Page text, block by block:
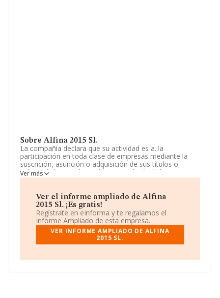
Sobre Alfina 2015 Sl.
La compañía declara que su actividad es a. la
participación en toda clase de empresas mediante la
suscrición, asunción o adquisición de sus títulos o
valores. b. la gestión y administración de dichas
participaciones por cuenta propia. c. los servicios de
participadas y otros. La empresa es una Sociedad
Limitada. La actividad de referencia CNAE corresponde
a '%cnae%', cuyo Código es 6421. La compañía no tiene
actividad en mercados exteriores.
Dentro del ranking de empresas elaborado por
INFORMA, atendiendo a los niveles de facturación,
ha caído 367 puestos a nivel sectorial pasando a ocupar
Ver más
Ver el informe ampliado de Alfina
2015 Sl. ¡Es gratis!
Regístrate en eInforma y te regalamos el
Informe Ampliado de esta empresa.
VER INFORME AMPLIADO DE ALFINA
2015 SL.